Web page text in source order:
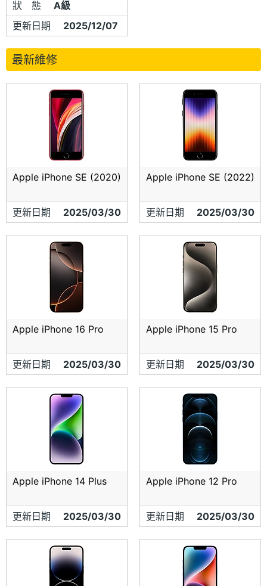
狀 態
A級
更新日期
2025/12/07
最新維修
Apple iPhone SE (2020)
更新日期 2025/03/30
Apple iPhone SE (2022)
更新日期 2025/03/30
Apple iPhone 16 Pro
更新日期 2025/03/30
Apple iPhone 15 Pro
更新日期 2025/03/30
Apple iPhone 14 Plus
更新日期 2025/03/30
Apple iPhone 12 Pro
更新日期 2025/03/30